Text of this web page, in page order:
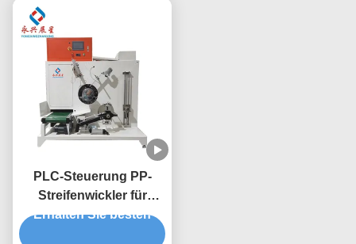
PLC-Steuerung PP-
Streifenwickler für
Betrieb und Wartung
Erhalten Sie besten